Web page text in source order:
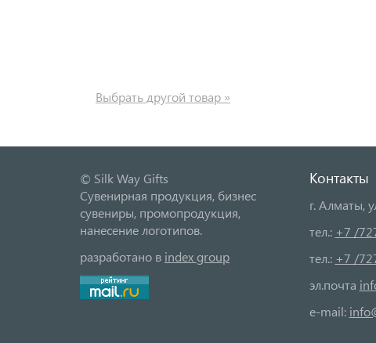
Выбрать другой товар »
© Silk Way Gifts
Сувенирная продукция, бизнес
сувениры, промопродукция,
нанесение логотипов.
разработано в index group
Контакты
г. Алматы,
тел.: +7 /
тел.: +7 /
эл.почта
e-mail: